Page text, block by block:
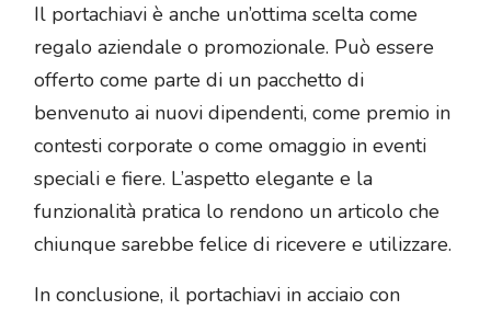
Il portachiavi è anche un’ottima scelta come
regalo aziendale o promozionale. Può essere
offerto come parte di un pacchetto di
benvenuto ai nuovi dipendenti, come premio in
contesti corporate o come omaggio in eventi
speciali e fiere. L’aspetto elegante e la
funzionalità pratica lo rendono un articolo che
chiunque sarebbe felice di ricevere e utilizzare.
In conclusione, il portachiavi in acciaio con